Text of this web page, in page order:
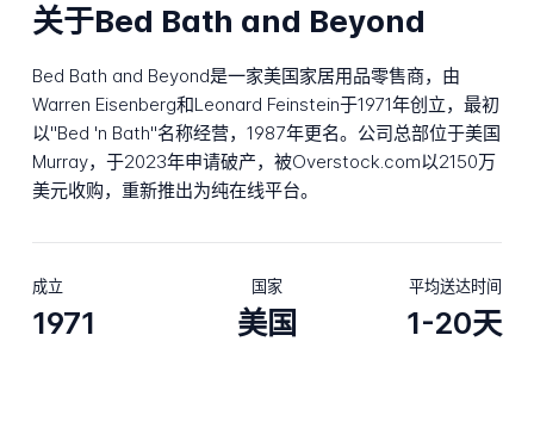
关于Bed Bath and Beyond
Bed Bath and Beyond是一家美国家居用品零售商，由
Warren Eisenberg和Leonard Feinstein于1971年创立，最初
以"Bed 'n Bath"名称经营，1987年更名。公司总部位于美国
Murray，于2023年申请破产，被Overstock.com以2150万
美元收购，重新推出为纯在线平台。
成立
1971
国家
美国
平均送达时间
1-20天